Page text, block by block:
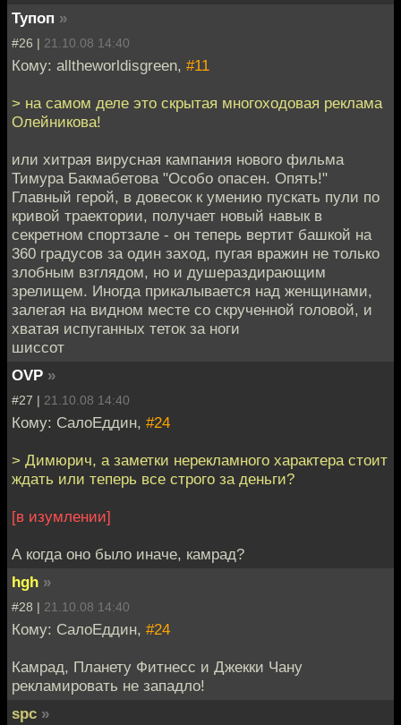
Тупоп »
#26 | 21.10.08 14:40
Кому: alltheworldisgreen, #11
> на самом деле это скрытая многоходовая реклама
Олейникова!
или хитрая вирусная кампания нового фильма
Тимура Бакмабетова "Особо опасен. Опять!"
Главный герой, в довесок к умению пускать пули по
кривой траектории, получает новый навык в
секретном спортзале - он теперь вертит башкой на
360 градусов за один заход, пугая вражин не только
злобным взглядом, но и душераздирающим
зрелищем. Иногда прикалывается над женщинами,
залегая на видном месте со скрученной головой, и
хватая испуганных теток за ноги
шиссот
OVP »
#27 | 21.10.08 14:40
Кому: СалоЕддин, #24
> Димюрич, а заметки нерекламного характера стоит
ждать или теперь все строго за деньги?
[в изумлении]
А когда оно было иначе, камрад?
hgh »
#28 | 21.10.08 14:40
Кому: СалоЕддин, #24
Камрад, Планету Фитнесс и Джекки Чану
рекламировать не западло!
spc »